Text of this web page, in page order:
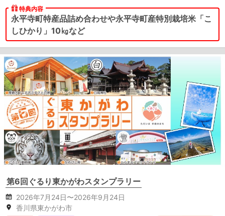
特典内容
永平寺町特産品詰め合わせや永平寺町産特別栽培米「こ
しひかり」10㎏など
第6回ぐるり東かがわスタンプラリー
2026年7月24日〜2026年9月24日
香川県東かがわ市